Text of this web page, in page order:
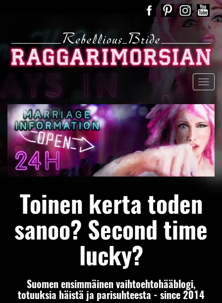
Toinen kerta toden
sanoo? Second time
lucky?
Suomen ensimmäinen vaihtoehtohääblogi,
totuuksia häistä ja parisuhteesta - since 2014